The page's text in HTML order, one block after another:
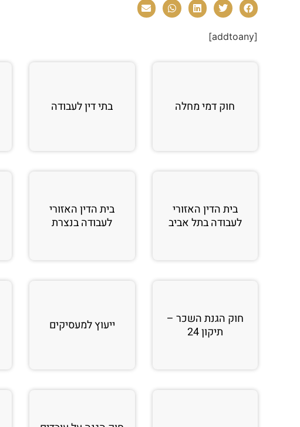
[addtoany]
חוק דמי מחלה בתי דין לעבודה
בית הדין האזורי
לעבודה בתל אביב
בית הדין האזורי
לעבודה בנצרת
חוק הגנת השכר –
תיקון 24
ייעוץ למעסיקים